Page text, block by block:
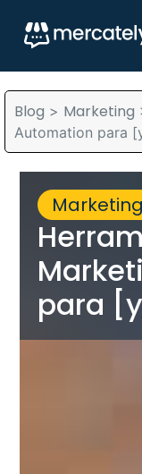
Blog > Marketing
Automation para
Marketing
para